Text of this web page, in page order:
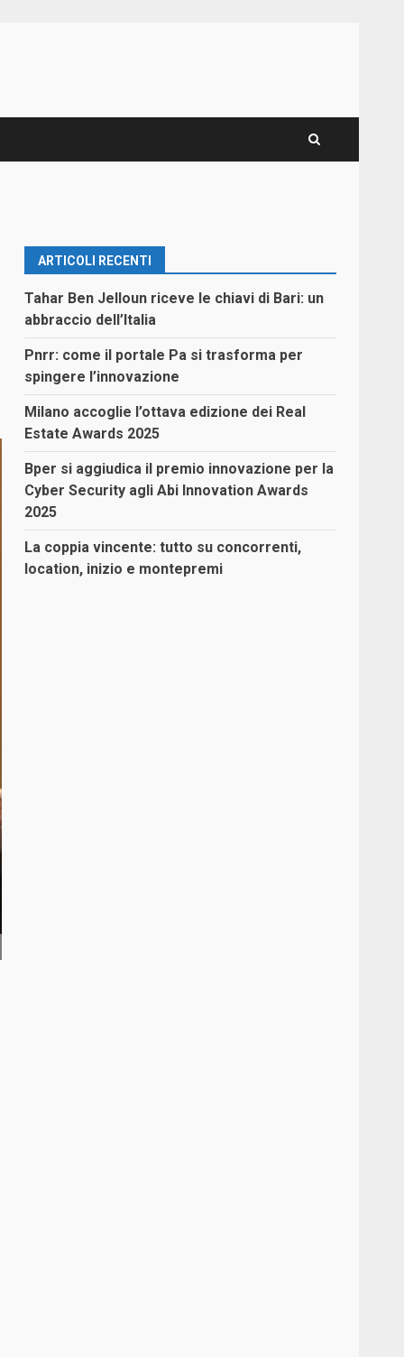
ARTICOLI RECENTI
Tahar Ben Jelloun riceve le chiavi di Bari: un
abbraccio dell’Italia
Pnrr: come il portale Pa si trasforma per
spingere l’innovazione
Milano accoglie l’ottava edizione dei Real
Estate Awards 2025
Bper si aggiudica il premio innovazione per la
Cyber Security agli Abi Innovation Awards
2025
La coppia vincente: tutto su concorrenti,
location, inizio e montepremi